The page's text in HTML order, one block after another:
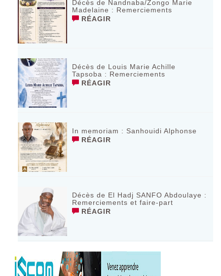
Décès de Nandnaba/Zongo Marie
Madelaine : Remerciements
RÉAGIR
Décès de Louis Marie Achille
Tapsoba : Remerciements
RÉAGIR
In memoriam : Sanhouidi Alphonse
RÉAGIR
Décès de El Hadj SANFO Abdoulaye :
Remerciements et faire-part
RÉAGIR